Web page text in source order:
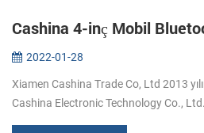
2022-01-28
Xiamen Cashina Trade Co, Ltd 2013
Cashina Electronic Technology Co.,